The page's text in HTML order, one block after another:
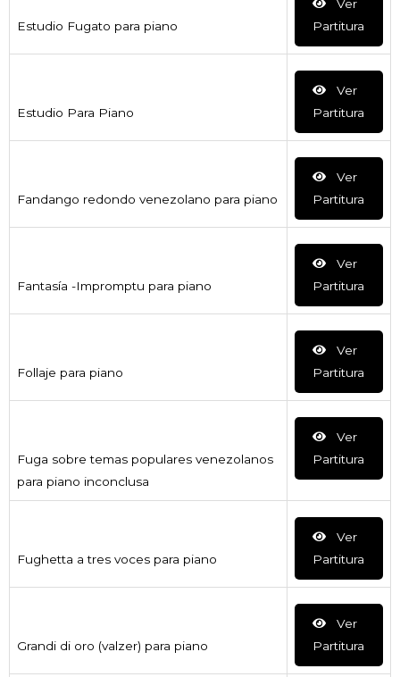
Estudio Fugato para piano
Ver
Partitura
Estudio Para Piano
Ver
Partitura
Fandango redondo venezolano para piano
Ver
Partitura
Fantasía -Impromptu para piano
Ver
Partitura
Follaje para piano
Ver
Partitura
Fuga sobre temas populares venezolanos
para piano inconclusa
Ver
Partitura
Fughetta a tres voces para piano
Ver
Partitura
Grandi di oro (valzer) para piano
Ver
Partitura